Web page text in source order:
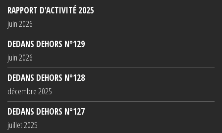
RAPPORT D'ACTIVITÉ 2025
juin 2026
DEDANS DEHORS N°129
juin 2026
DEDANS DEHORS N°128
décembre 2025
DEDANS DEHORS N°127
juillet 2025